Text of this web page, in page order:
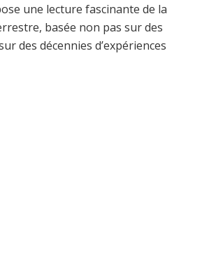
une lecture fascinante de la
basée non pas sur des
des décennies d’expériences